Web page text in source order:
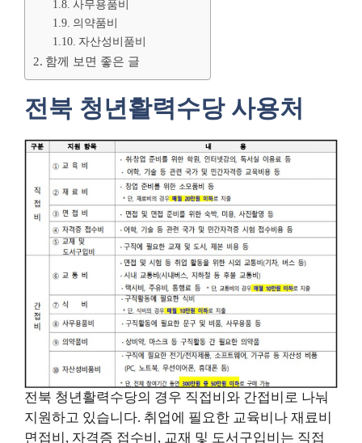
사무용품비
의약품비
자산성비품비
함께 보면 좋은 글
전북 청년활력수당 사용처
전북 청년활력수당의 경우 직접비와 간접비로 나눠
지원하고 있습니다. 취업에 필요한 교육비나 재료비
면접비, 자격증 접수비, 교재 및 도서구입비는 직접